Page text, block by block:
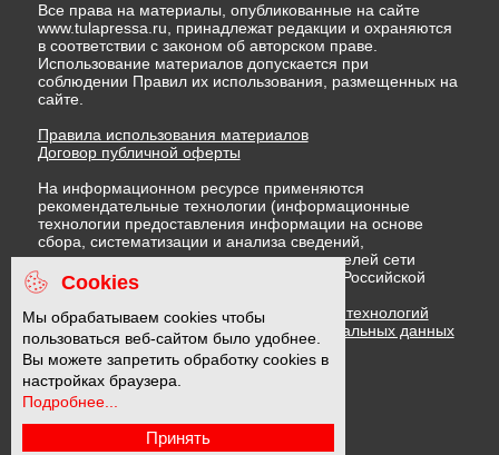
Все права на материалы, опубликованные на сайте
www.tulapressa.ru, принадлежат редакции и охраняются
в соответствии с законом об авторском праве.
Использование материалов допускается при
соблюдении Правил их использования, размещенных на
сайте.
Правила использования материалов
Договор публичной оферты
На информационном ресурсе применяются
рекомендательные технологии (информационные
технологии предоставления информации на основе
сбора, систематизации и анализа сведений,
относящихся к предпочтениям пользователей сети
"Интернет", находящихся на территории Российской
Федерации)
Правила применения рекомендательных технологий
Политика в отношении обработки персональных данных
Политика обработки файлов cookie
16 +
Cookies
Мы обрабатываем cookies чтобы
пользоваться веб-сайтом было удобнее.
Вы можете запретить обработку cookies в
настройках браузера.
Подробнее...
Принять